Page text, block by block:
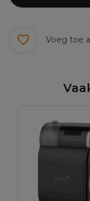
Voeg toe